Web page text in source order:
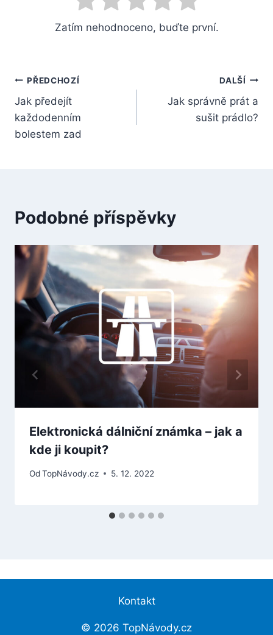
Zatím nehodnoceno, buďte první.
Navigace
pro
příspěvek
PŘEDCHOZÍ
Jak předejít
každodenním
bolestem zad
DALŠÍ
Jak správně prát a
sušit prádlo?
Podobné příspěvky
Elektronická dálniční známka – jak a
kde ji koupit?
OdTopNávody.cz 5. 12. 2022
Kontakt
© 2026 TopNávody.cz